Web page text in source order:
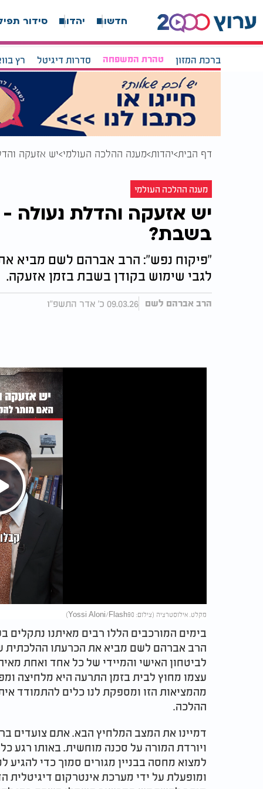
חדשות יהדות סידור
ברכת המזון טהרת המשפחה סדרות דיגיטל רץ
דף הבית יהדות מענה ההלכה העולמי יש אזעקה
מענה ההלכה העולמי
יש אזעקה והדלת נעולה
בשבת?
"פיקוח נפש": הרב אברהם לשם מביא
לגבי שימוש בקודן בשבת בזמן אזעקה.
הרב אברהם לשם 09.03.26 כ' אדר התשפ"ו
מקלט. אילוסטרציה (צילום: Yossi Aloni/Flash90)
בימים המורכבים הללו רבים מאיתנו
הרב אברהם לשם מביא את הכרעתו ההלכתית
לביטחון האישי והמיידי של כל אחד ואחת
עצמו מחוץ לבית בזמן התרעה היא מלחיצה
מהמציאות הזו ומספקת לנו כלים להתמודד
ההלכה.
דמיינו את המצב המלחיץ הבא. אתם צועדים
ויורדת המורה על סכנה מוחשית. באותו רגע
למצוא מחסה בבניין מגורים סמוך כדי להגיע
ומופעלת על ידי מערכת אינטרקום